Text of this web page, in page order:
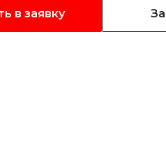
в заявку